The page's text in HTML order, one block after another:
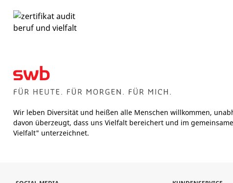
Wir leben Diversität und heißen alle Menschen willkommen,
davon überzeugt, dass uns Vielfalt bereichert und im
Vielfalt" unterzeichnet.